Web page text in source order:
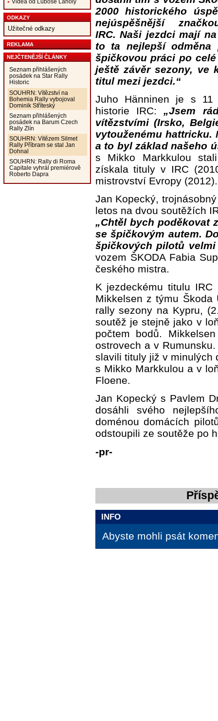
Videa od Luboše Laholy
ODKAZY
Užitečné odkazy
REKLAMA
NEJČTENĚJŠÍ ČLÁNKY
Seznam přihlášených
posádek na Star Rally
Historic
SOUHRN: Vítězství na
Bohemia Rally vybojoval
Dominik Stříteský
Seznam přihlášených
posádek na Barum Czech
Rally Zlín
SOUHRN: Vítězem Silmet
Rally Příbram se stal Jan
Dohnal
SOUHRN: Rally di Roma
Capitale vyhrál premiérově
Roberto Dapra
2000 historického
nejúspěšnější
IRC. Naši jezdci mají
to ta nejlepší
špičkovou práci po
ještě závěr sezony, ve
titul mezi jezdci.“
Juho Hänninen je s 11
historie IRC:„Jsem
vítězstvími (Irsko,
vytouženému
a to byl základ našeho
s Mikko Markkulou
získala tituly v IRC
mistrovství Evropy (2012).
Jan Kopecký,
letos na dvou soutěžích
„Chtěl bych poděkovat
se špičkovým autem.
špičkových pilotů velmi
vozem ŠKODA Fabia
českého mistra.
K jezdeckému titulu
Mikkelsen z týmu Škoda
rally sezony na Kypru,
soutěž je stejně jako v
počtem bodů.
ostrovech a v
slavili tituly již v minulých
s Mikko Markkulou a v
Floene.
Jan Kopecký s Pavlem
dosáhli svého
doménou domácích
odstoupili ze soutěže po
-pr-
INFO
Abyste mohli psát